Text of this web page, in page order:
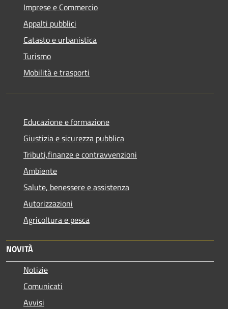
Imprese e Commercio
Appalti pubblici
Catasto e urbanistica
Turismo
Mobilità e trasporti
Educazione e formazione
Giustizia e sicurezza pubblica
Tributi,finanze e contravvenzioni
Ambiente
Salute, benessere e assistenza
Autorizzazioni
Agricoltura e pesca
NOVITÀ
Notizie
Comunicati
Avvisi